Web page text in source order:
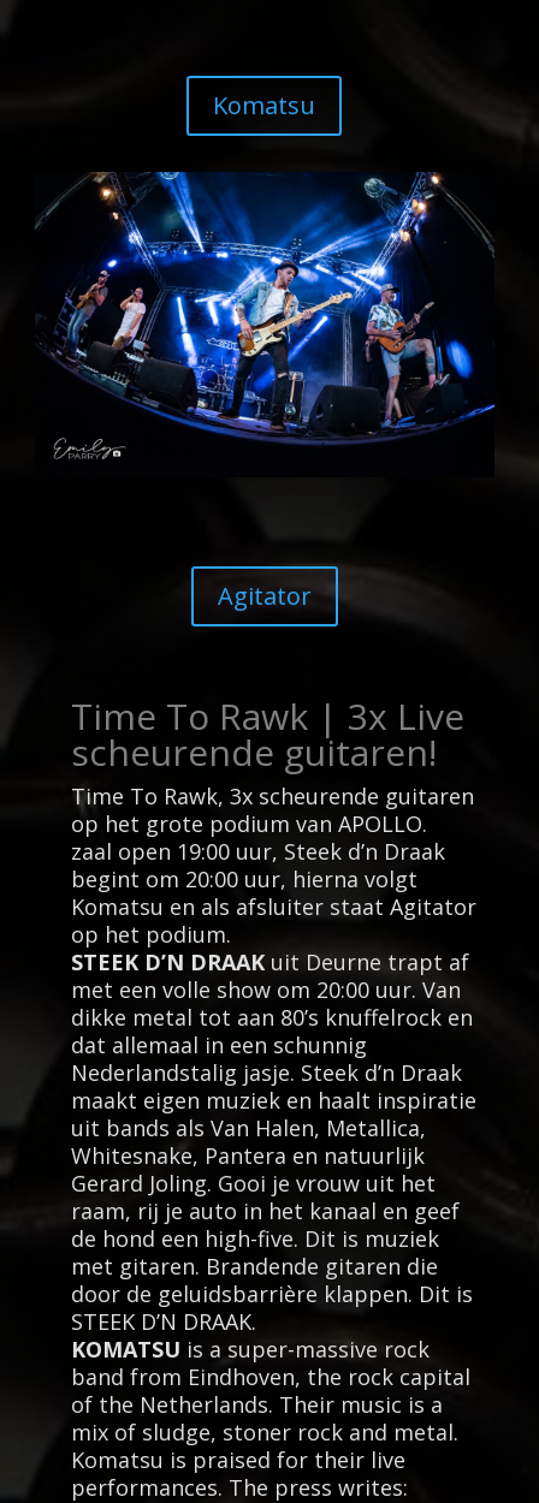
Komatsu
Agitator
Time To Rawk | 3x Live
scheurende guitaren!
Time To Rawk, 3x scheurende guitaren
op het grote podium van APOLLO.
zaal open 19:00 uur, Steek d’n Draak
begint om 20:00 uur, hierna volgt
Komatsu en als afsluiter staat Agitator
op het podium.
STEEK D’N DRAAK uit Deurne trapt af
met een volle show om 20:00 uur. Van
dikke metal tot aan 80’s knuffelrock en
dat allemaal in een schunnig
Nederlandstalig jasje. Steek d’n Draak
maakt eigen muziek en haalt inspiratie
uit bands als Van Halen, Metallica,
Whitesnake, Pantera en natuurlijk
Gerard Joling. Gooi je vrouw uit het
raam, rij je auto in het kanaal en geef
de hond een high-five. Dit is muziek
met gitaren. Brandende gitaren die
door de geluidsbarrière klappen. Dit is
STEEK D’N DRAAK.
KOMATSU is a super-massive rock
band from Eindhoven, the rock capital
of the Netherlands. Their music is a
mix of sludge, stoner rock and metal.
Komatsu is praised for their live
performances. The press writes: